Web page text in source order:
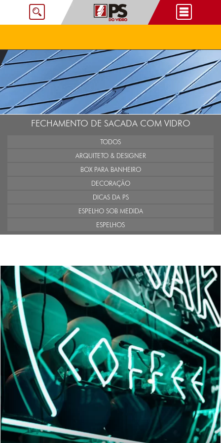
FECHAMENTO DE SACADA COM VIDRO
TODOS
ARQUITETO & DESIGNER
BOX PARA BANHEIRO
DECORAÇÃO
DICAS DA PS
ESPELHO SOB MEDIDA
ESPELHOS